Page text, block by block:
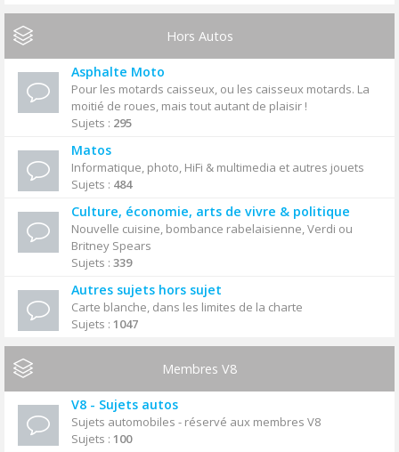
Hors Autos
Asphalte Moto
Pour les motards caisseux, ou les caisseux motards. La
moitié de roues, mais tout autant de plaisir !
Sujets : 295
Matos
Informatique, photo, HiFi & multimedia et autres jouets
Sujets : 484
Culture, économie, arts de vivre & politique
Nouvelle cuisine, bombance rabelaisienne, Verdi ou
Britney Spears
Sujets : 339
Autres sujets hors sujet
Carte blanche, dans les limites de la charte
Sujets : 1047
Membres V8
V8 - Sujets autos
Sujets automobiles - réservé aux membres V8
Sujets : 100